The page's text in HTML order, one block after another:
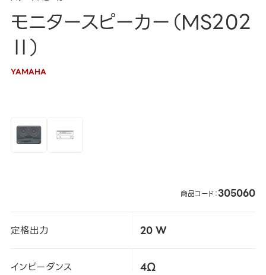
モニタースピーカー（MS202
Ⅱ）
YAMAHA
商品コード：305060
定格出力 20 W
インピーダンス 4Ω